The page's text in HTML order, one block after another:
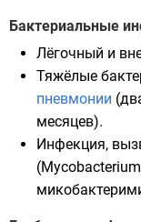
Бактериальные
Лёгочный и
Тяжёлые
пневмонии
месяцев).
Инфекция,
(